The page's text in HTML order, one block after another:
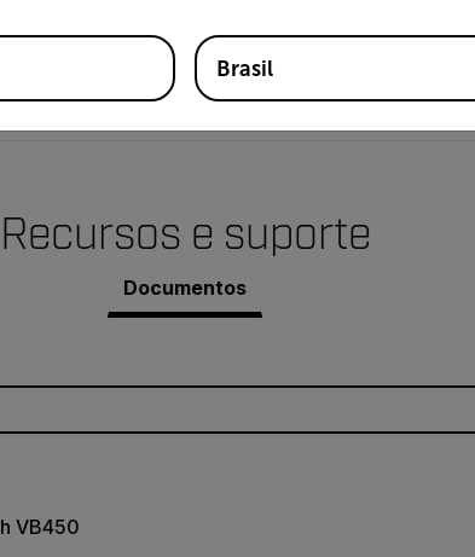
mm/s
Recursos e suporte
Documentos
VB450
Brasil